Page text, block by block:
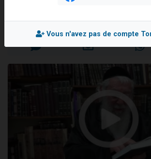
Il reste 49 places pour étudier
3 personnes viennent de faire un don pour Diane, 80
5 personnes viennent de faire un don pour Reloger
Vous n'avez pas de compte